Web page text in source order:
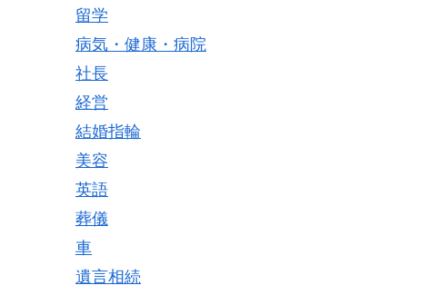
留学
病気・健康・病院
社長
経営
結婚指輪
美容
英語
葬儀
車
遺言相続